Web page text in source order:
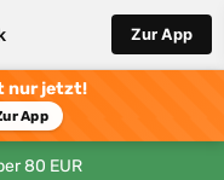
Zur App
nur jetzt!
App
80 EUR